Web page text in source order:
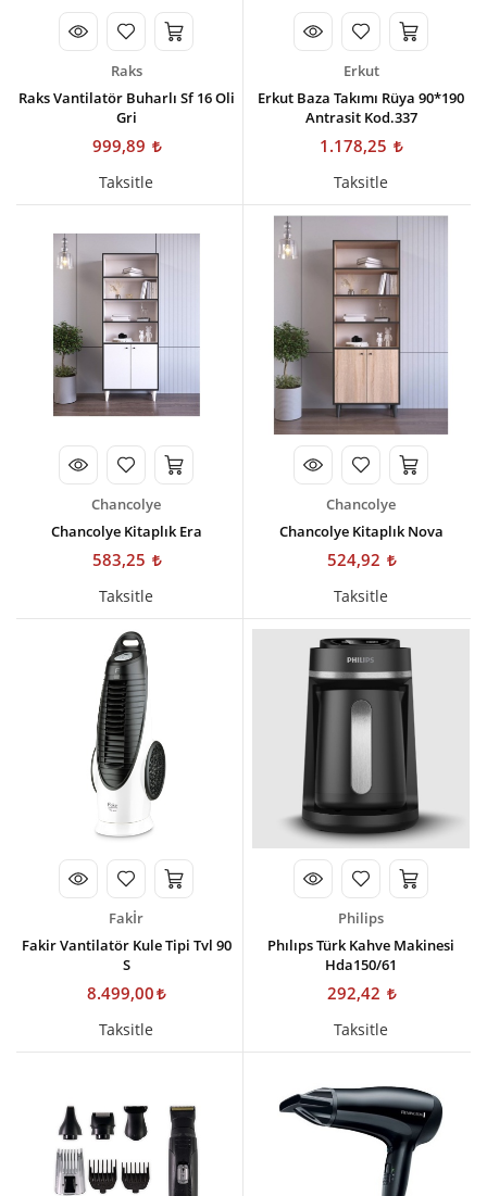
Raks
Raks Vantilatör Buharlı Sf 16 Oli
Gri
999,89
Taksitle
Erkut
Erkut Baza Takımı Rüya 90*190
Antrasit Kod.337
1.178,25
Taksitle
Chancolye
Chancolye Kitaplık Era
583,25
Taksitle
Chancolye
Chancolye Kitaplık Nova
524,92
Taksitle
Fakİr
Fakir Vantilatör Kule Tipi Tvl 90
S
8.499,00
Taksitle
Philips
Phılıps Türk Kahve Makinesi
Hda150/61
292,42
Taksitle